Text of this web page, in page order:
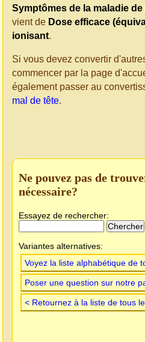
Symptômes de la maladie
vient de Dose efficace
ionisant.
Si vous devez convertir
commencer par la page
également passer au
mal de tête.
Ne pouvez pas de
nécessaire?
Essayez de rechercher:
Variantes alternatives:
Voyez la liste alphabétique de
Poser une question sur notre
< Retournez à la liste de tous